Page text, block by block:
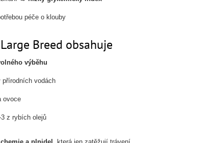
péče o klouby
Breed obsahuje
výběhu
přírodních vodách
ovoce
3 z rybích olejů